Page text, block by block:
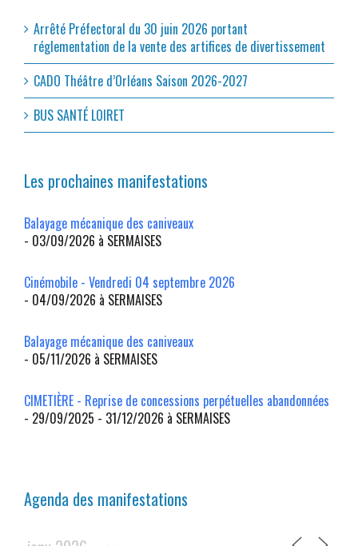
Arrêté Préfectoral du 30 juin 2026 portant
réglementation de la vente des artifices de divertissement
CADO Théâtre d’Orléans Saison 2026-2027
BUS SANTÉ LOIRET
Les prochaines manifestations
Balayage mécanique des caniveaux
- 03/09/2026 à SERMAISES
Cinémobile - Vendredi 04 septembre 2026
- 04/09/2026 à SERMAISES
Balayage mécanique des caniveaux
- 05/11/2026 à SERMAISES
CIMETIÈRE - Reprise de concessions perpétuelles abandonnées
- 29/09/2025 - 31/12/2026 à SERMAISES
Agenda des manifestations